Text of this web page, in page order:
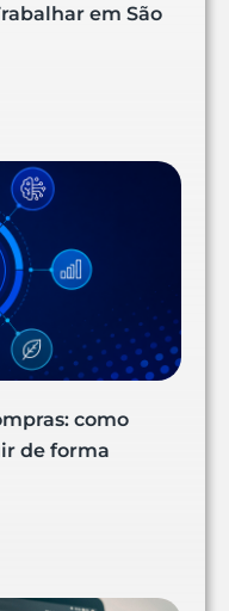
em São
como
de forma